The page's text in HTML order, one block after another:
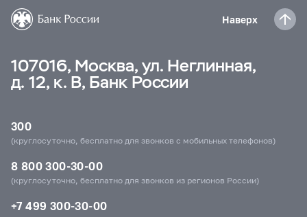
Наверх
107016, Москва, ул. Неглинная,
д. 12, к. В, Банк России
300
(круглосуточно, бесплатно для звонков с мобильных телефонов)
8 800 300-30-00
(круглосуточно, бесплатно для звонков из регионов России)
+7 499 300-30-00